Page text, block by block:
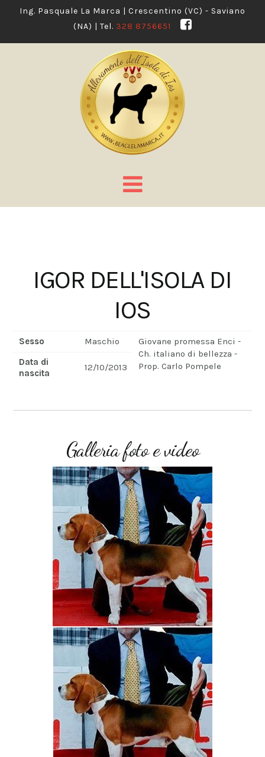
Ing. Pasquale La Marca | Crescentino (VC) - Saviano
(NA) | Tel. 328 8756651
Navigation
IGOR DELL'ISOLA DI
IOS
Sesso Maschio
Giovane promessa Enci -
Ch. italiano di bellezza -
Prop. Carlo Pompele
Data di
nascita
12/10/2013
Galleria foto e video